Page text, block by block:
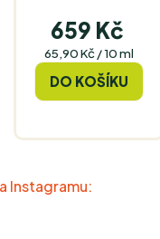
659 Kč
Měrná
65,90 Kč / 10 ml
DO KOŠÍKU
Instagramu: